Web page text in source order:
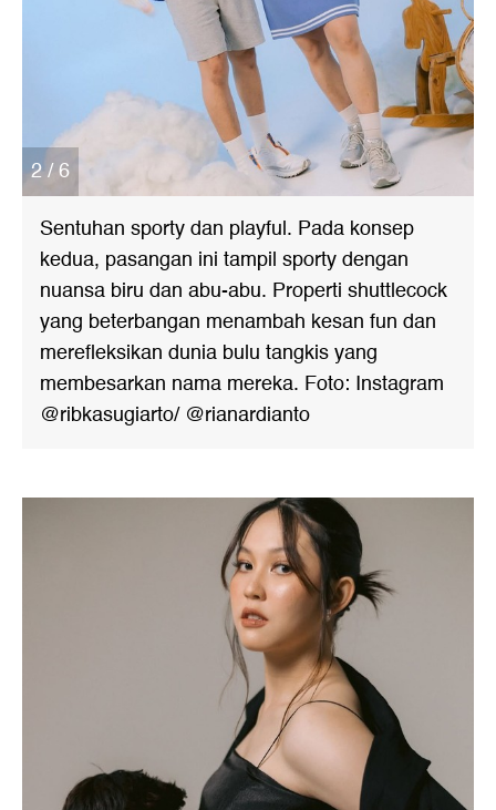
2 / 6
Sentuhan sporty dan playful. Pada konsep
kedua, pasangan ini tampil sporty dengan
nuansa biru dan abu-abu. Properti shuttlecock
yang beterbangan menambah kesan fun dan
merefleksikan dunia bulu tangkis yang
membesarkan nama mereka. Foto: Instagram
@ribkasugiarto/ @rianardianto